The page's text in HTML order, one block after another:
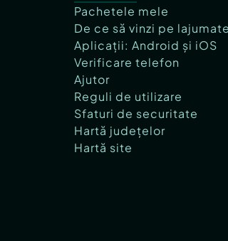
Pachetele mele
De ce să vinzi pe
Aplicații: Android și iOS
Verificare telefon
Ajutor
Reguli de utilizare
Sfaturi de securitate
Hartă județelor
Hartă site